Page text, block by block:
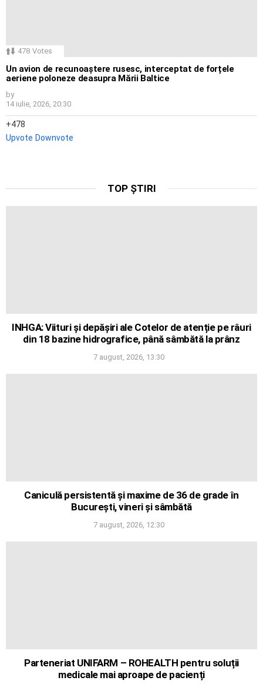
478 Votes
Un avion de recunoaștere rusesc, interceptat de forțele
aeriene poloneze deasupra Mării Baltice
by
14 iulie, 2026, 20:30
478
Upvote Downvote
TOP ȘTIRI
INHGA: Viituri și depășiri ale Cotelor de atenție pe râuri
din 18 bazine hidrografice, până sâmbătă la prânz
7 august, 2026, 13:30
Caniculă persistentă și maxime de 36 de grade în
București, vineri și sâmbătă
7 august, 2026, 12:30
Parteneriat UNIFARM – ROHEALTH pentru soluții
medicale mai aproape de pacienți